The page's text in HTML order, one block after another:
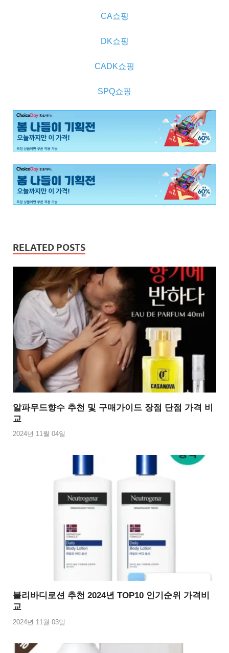
CA쇼핑
DK쇼핑
CADK쇼핑
SPQ쇼핑
RELATED POSTS
알파무드향수 추천 및 구매가이드 장점 단점 가격 비
교
2024년 11월 04일
불리바디로션 추천 2024년 TOP10 인기순위 가격비
교
2024년 11월 03일